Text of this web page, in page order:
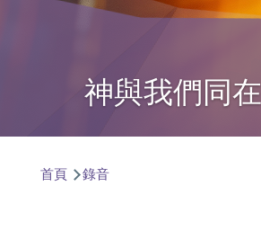
神與我們同在
導
首頁 錄音